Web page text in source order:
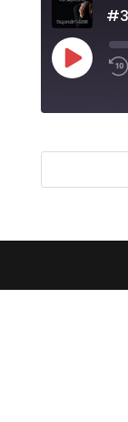
Reproducir
episodio
TIR
ENLACE